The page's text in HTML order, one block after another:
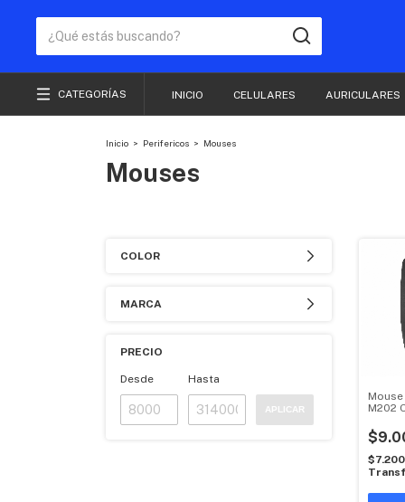
CATEGORÍAS INICIO CELULARES AURICULARES
Inicio > Perifericos > Mouses
Mouses
COLOR
MARCA
PRECIO
Desde Hasta
APLICAR
M202